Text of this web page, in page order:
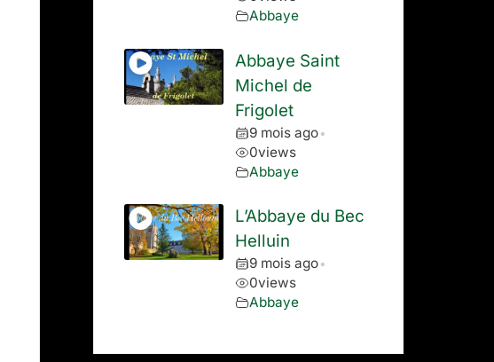
Abbaye
Abbaye Saint
Michel de
Frigolet
9 mois ago •
0views
Abbaye
L’Abbaye du Bec
Helluin
9 mois ago •
0views
Abbaye